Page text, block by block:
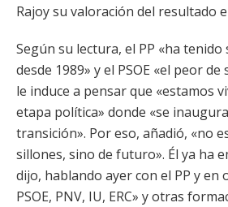
Rajoy su valoración del resultado
Según su lectura, el PP «ha
desde 1989» y el PSOE «el peor
le induce a pensar que «estamos
etapa política» donde «se
transición». Por eso, añadió, «no
sillones, sino de futuro». Él ya ha
dijo, hablando ayer con el PP y en
PSOE, PNV, IU, ERC» y otras